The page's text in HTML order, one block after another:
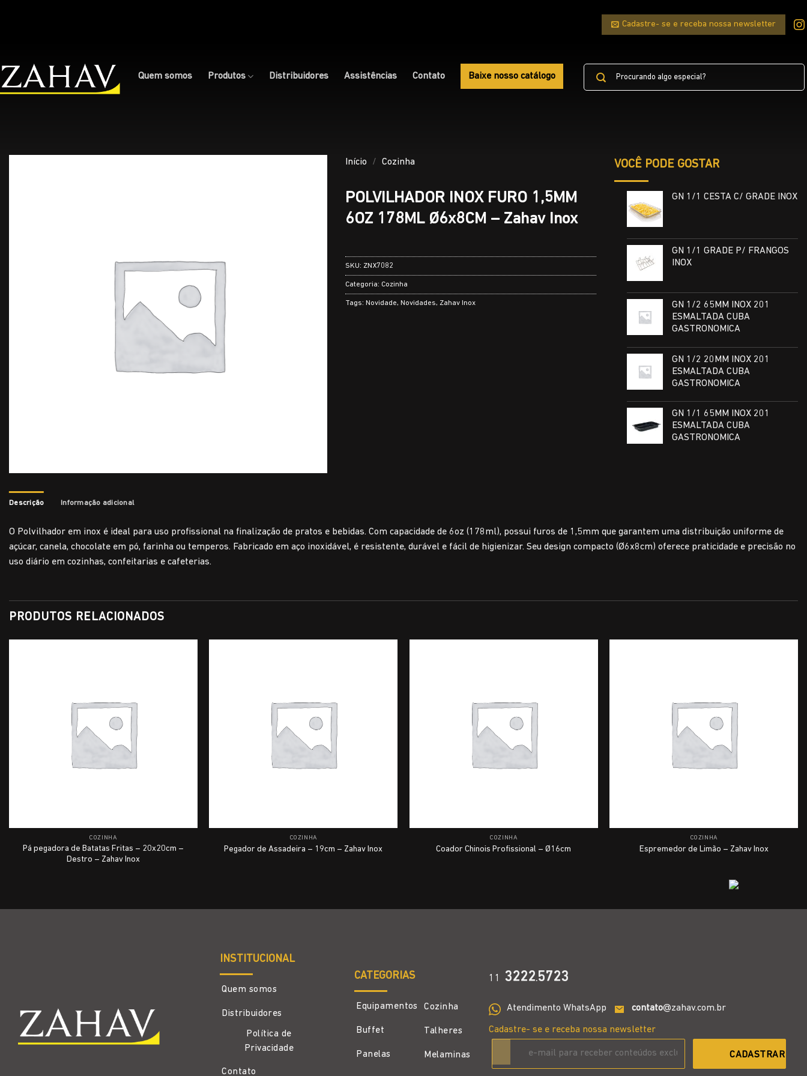
Cadastre- se e receba nossa newsletter
Quem somos Produtos Distribuidores Assistências Contato Baixe nosso catálogo
Pesquisar
Início / Cozinha
POLVILHADOR INOX FURO 1,5MM
6OZ 178ML Ø6x8CM – Zahav Inox
SKU: ZNX7082
Categoria: Cozinha
Tags: Novidade, Novidades, Zahav Inox
VOCÊ PODE GOSTAR
GN 1/1 CESTA C/ GRADE INOX
GN 1/1 GRADE P/ FRANGOS
INOX
GN 1/2 65MM INOX 201
ESMALTADA CUBA
GASTRONOMICA
GN 1/2 20MM INOX 201
ESMALTADA CUBA
GASTRONOMICA
GN 1/1 65MM INOX 201
ESMALTADA CUBA
GASTRONOMICA
Descrição Informação adicional
O Polvilhador em inox é ideal para uso profissional na finalização de pratos e bebidas. Com capacidade de 6oz (178ml), possui furos de 1,5mm que garantem uma distribuição uniforme de
açúcar, canela, chocolate em pó, farinha ou temperos. Fabricado em aço inoxidável, é resistente, durável e fácil de higienizar. Seu design compacto (Ø6x8cm) oferece praticidade e precisão no
uso diário em cozinhas, confeitarias e cafeterias.
PRODUTOS RELACIONADOS
COZINHA
Pá pegadora de Batatas Fritas – 20x20cm –
Destro – Zahav Inox
COZINHA
Pegador de Assadeira – 19cm – Zahav Inox
COZINHA
Coador Chinois Profissional – Ø16cm
COZINHA
Espremedor de Limão – Zahav Inox
INSTITUCIONAL
Quem somos
Distribuidores
Política de
Privacidade
Contato
CATEGORIAS
Equipamentos
Buffet
Panelas
Cozinha
Talheres
Melaminas
11 3222.5723
Atendimento WhatsApp contato@zahav.com.br
Cadastre- se e receba nossa newsletter